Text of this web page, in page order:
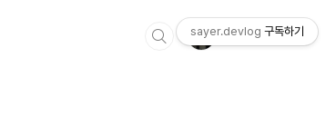
sayer.devlog 구독하기